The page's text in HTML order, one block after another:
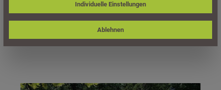
Bildergalerie überspringen
Individuelle Einstellungen
Ablehnen